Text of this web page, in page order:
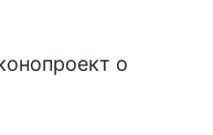
о